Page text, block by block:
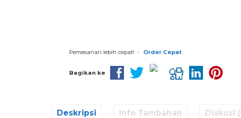
Pemesanan lebih cepat! Order Cepat
Bagikan ke
Deskripsi Info Tambahan Diskusi